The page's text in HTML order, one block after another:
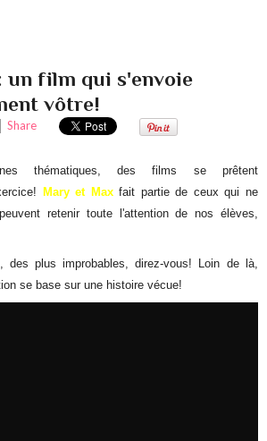
un film qui s'envoie
vôtre!
Share
thématiques, des films se prêtent
Mary et Maxfait partie de ceux qui ne
retenir toute l'attention de nos élèves,
des plus improbables, direz-vous! Loin de là,
se base sur une histoire vécue!